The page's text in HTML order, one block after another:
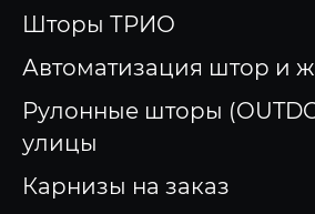
Шторы ТРИО
Автоматизация штор и
Рулонные шторы
улицы
Карнизы на заказ